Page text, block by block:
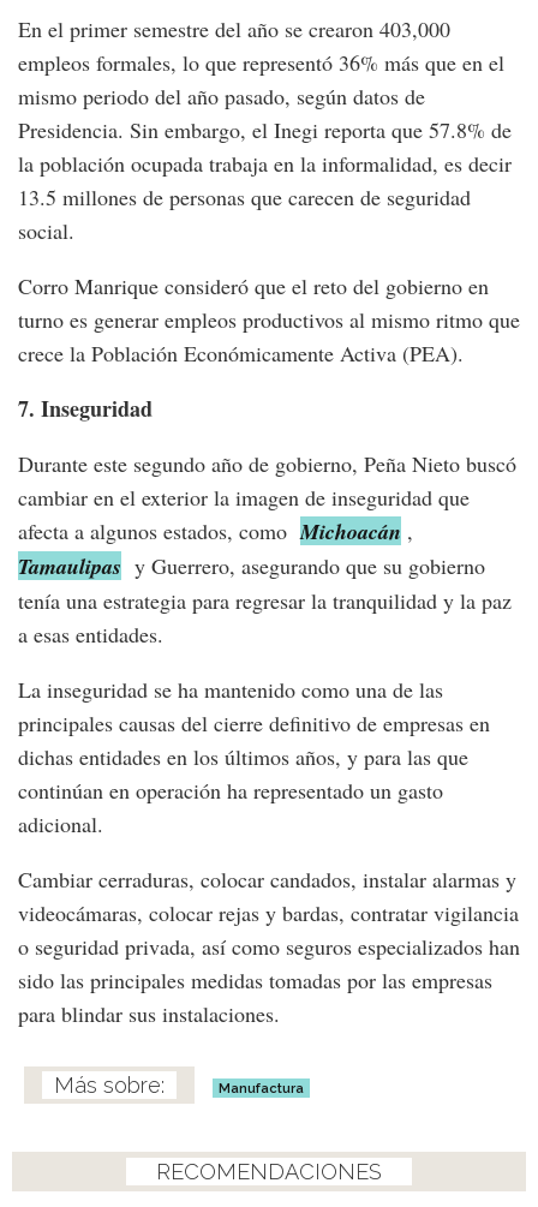
En el primer semestre del año se crearon 403,000
empleos formales, lo que representó 36% más que en el
mismo periodo del año pasado, según datos de
Presidencia. Sin embargo, el Inegi reporta que 57.8% de
la población ocupada trabaja en la informalidad, es decir
13.5 millones de personas que carecen de seguridad
social.
Corro Manrique consideró que el reto del gobierno en
turno es generar empleos productivos al mismo ritmo que
crece la Población Económicamente Activa (PEA).
7. Inseguridad
Durante este segundo año de gobierno, Peña Nieto buscó
cambiar en el exterior la imagen de inseguridad que
afecta a algunos estados, como Michoacán ,
Tamaulipas y Guerrero, asegurando que su gobierno
tenía una estrategia para regresar la tranquilidad y la paz
a esas entidades.
La inseguridad se ha mantenido como una de las
principales causas del cierre definitivo de empresas en
dichas entidades en los últimos años, y para las que
continúan en operación ha representado un gasto
adicional.
Cambiar cerraduras, colocar candados, instalar alarmas y
videocámaras, colocar rejas y bardas, contratar vigilancia
o seguridad privada, así como seguros especializados han
sido las principales medidas tomadas por las empresas
para blindar sus instalaciones.
Manufactura
RECOMENDACIONES